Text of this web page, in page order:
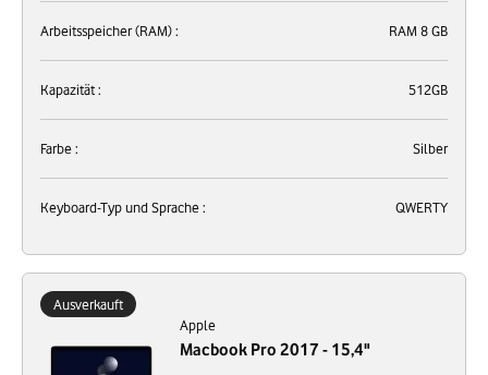
Arbeitsspeicher (RAM) : RAM 8 GB
Kapazität : 512GB
Farbe : Silber
Keyboard-Typ und Sprache : QWERTY
Ausverkauft
Apple
Macbook Pro 2017 - 15,4"